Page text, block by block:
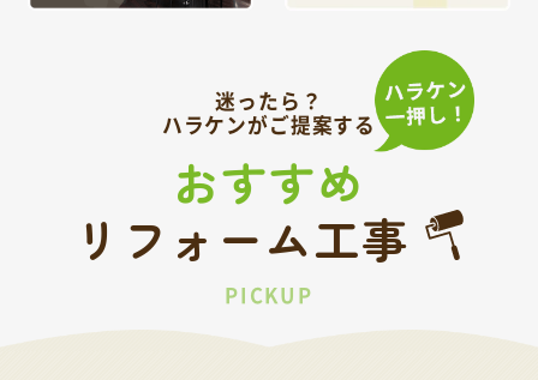
迷ったら？
ハラケンがご提案する
おすすめ
リフォーム工事
PICKUP